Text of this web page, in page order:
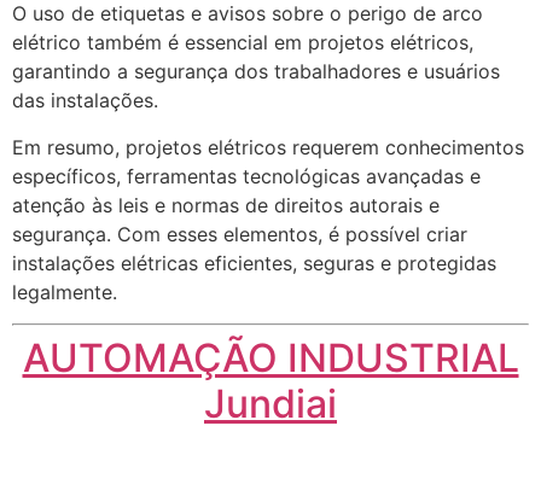
O uso de etiquetas e avisos sobre o perigo de arco
elétrico também é essencial em projetos elétricos,
garantindo a segurança dos trabalhadores e usuários
das instalações.
Em resumo, projetos elétricos requerem conhecimentos
específicos, ferramentas tecnológicas avançadas e
atenção às leis e normas de direitos autorais e
segurança. Com esses elementos, é possível criar
instalações elétricas eficientes, seguras e protegidas
legalmente.
AUTOMAÇÃO INDUSTRIAL
Jundiai